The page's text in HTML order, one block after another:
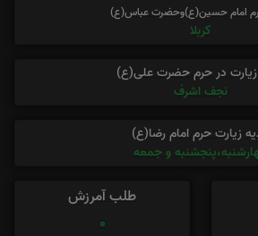
امام حسین(ع)وحضرت عباس(ع)
کربلا
در حرم حضرت علی(ع)
نجف اشرف
زیارت حرم امام رضا(ع)
و جمعه
طلب آمرزش
0